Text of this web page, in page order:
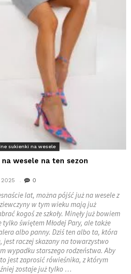
sukienki na wesele
wesele na ten sezon
0
lat, można pójść już na wesele z
w tym wieku mają już
kogoś ze szkoły. Minęły już bowiem
tylko świętem Młodej Pary, ale także
albo panny. Dziś ten albo ta, która
jest raczej skazany na towarzystwo
wypadku starszego rodzeństwa. Aby
jest zaprosić rówieśnika, z którym
zostaje już tylko …